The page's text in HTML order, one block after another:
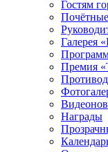
Гостям
Галерея
Премия
Награды